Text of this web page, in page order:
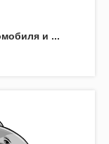
и ...